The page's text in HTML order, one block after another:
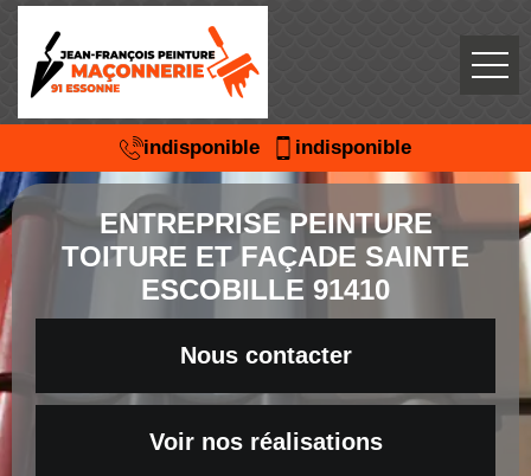
indisponible indisponible
ENTREPRISE PEINTURE
TOITURE ET FAÇADE SAINTE
ESCOBILLE 91410
Nous contacter
Voir nos réalisations